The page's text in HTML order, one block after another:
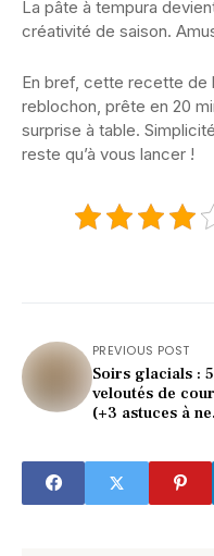
La pâte à tempura
créativité de saison.
En bref, cette recette de
reblochon, prête en 20
surprise à table.
reste qu’à vous lancer !
PREVIOUS POST
Soirs glacials : 5
veloutés de
(+3 astuces à ne